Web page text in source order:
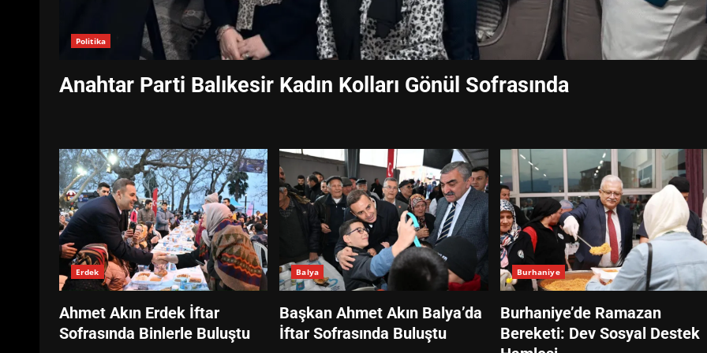
Politika
Anahtar Parti Balıkesir Kadın Kolları Gönül Sofrasında
Erdek
Ahmet Akın Erdek İftar
Sofrasında Binlerle Buluştu
Balya
Başkan Ahmet Akın Balya’da
İftar Sofrasında Buluştu
Burhaniye
Burhaniye’de Ramazan
Bereketi: Dev Sosyal Destek